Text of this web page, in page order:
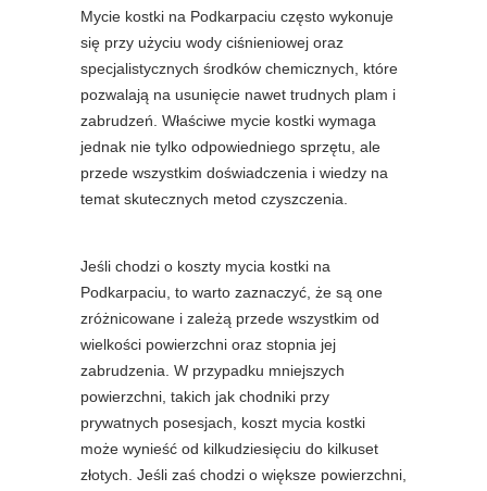
Mycie kostki na Podkarpaciu często wykonuje
się przy użyciu wody ciśnieniowej oraz
specjalistycznych środków chemicznych, które
pozwalają na usunięcie nawet trudnych plam i
zabrudzeń. Właściwe mycie kostki wymaga
jednak nie tylko odpowiedniego sprzętu, ale
przede wszystkim doświadczenia i wiedzy na
temat skutecznych metod czyszczenia.
Jeśli chodzi o koszty mycia kostki na
Podkarpaciu, to warto zaznaczyć, że są one
zróżnicowane i zależą przede wszystkim od
wielkości powierzchni oraz stopnia jej
zabrudzenia. W przypadku mniejszych
powierzchni, takich jak chodniki przy
prywatnych posesjach, koszt mycia kostki
może wynieść od kilkudziesięciu do kilkuset
złotych. Jeśli zaś chodzi o większe powierzchni,